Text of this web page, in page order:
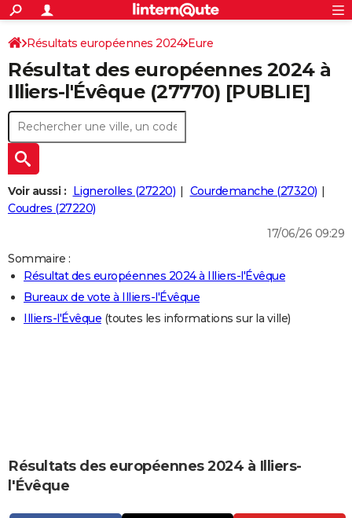
ACTUALITÉS
Politique
Société
Faits Divers
Education
Monde
Villes
+
SPORT
Coupe du monde 2026
Football
Tennis
Cyclisme
Rugby
Forum
CULTURE
Programme TV
TNT
Streaming
Cinéma
Sorties cinéma
Musique
+
FINANCE
Retraite
Impôts
Epargne
Immobilier
Risques naturels par ville
Banque
Assurance
Crédit
AUTO
Essais
Réserver un essai
Citadines
Berlines
SUV
Forum auto
+
HIGH-TECH
Mobiles
Meilleur smartphone
Internet
Ordinateurs
Jeux vidéo
Guide high-tech
+
BRICOLAGE
Guides de France
Escapades
Patrimoine
Expositions
Musées
Week-end nature
LIFESTYLE
Art de vivre
Bien-être
Loisirs
Mode
Modes de vie
CARTE DE VOEUX
Carte de Noël
Carte Bonne année
Carte Saint-Valentin
Carte Pâques
Carte d'anniversaire
S'inscrire
Connexion
Résultats européennes 2024 Eure
Résultat des européennes 2024 à
Illiers-l'Évêque (27770) [PUBLIE]
Voir aussi : Lignerolles (27220)
Courdemanche (27320)
Coudres (27220)
17/06/26 09:29
Sommaire :
Résultat des européennes 2024 à Illiers-l'Évêque
Bureaux de vote à Illiers-l'Évêque
Illiers-l'Évêque (toutes les informations sur la ville)
Résultats des européennes 2024 à Illiers-
l'Évêque